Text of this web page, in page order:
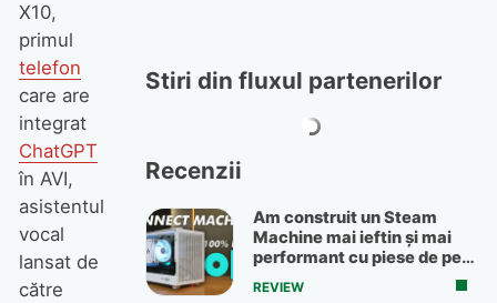
X10,
primul
telefon
care are
integrat
ChatGPT
în AVI,
asistentul
vocal
lansat de
către
Stiri din fluxul partenerilor
Recenzii
Am construit un Steam
Machine mai ieftin și mai
performant cu piese de pe
OLX
REVIEW